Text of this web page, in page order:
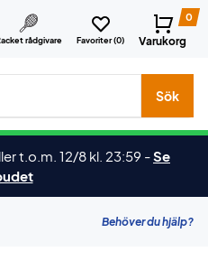
rådgivare Favoriter (0)
0
Varukorg
osv.
Sök
t.o.m. 12/8 kl. 23:59 -Se
Behöver du hjälp?